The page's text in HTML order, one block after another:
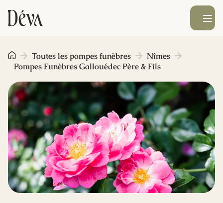
Obsèques
Prévoyance
Monument funéraire
Livraison de fleurs
Blog
Ouvrir le
Toutes les pompes funèbres
Nîmes
Pompes Funèbres Gallouédec Père & Fils